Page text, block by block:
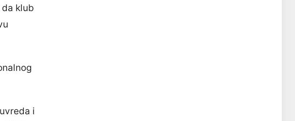
klub
i